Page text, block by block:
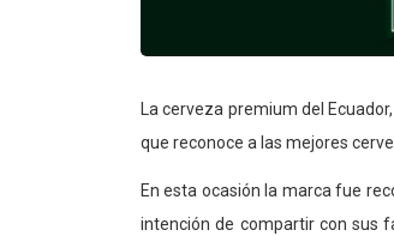
La cerveza premium del
que reconoce a las mejores
En esta ocasión la marca fue
intención de compartir con sus